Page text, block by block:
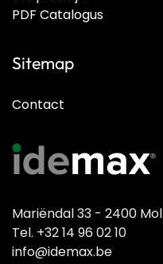
PDF Catalogus
Sitemap
Contact
Mariëndal 33 - 2400 Mol
Tel. +32 14 96 02 10
info@idemax.be